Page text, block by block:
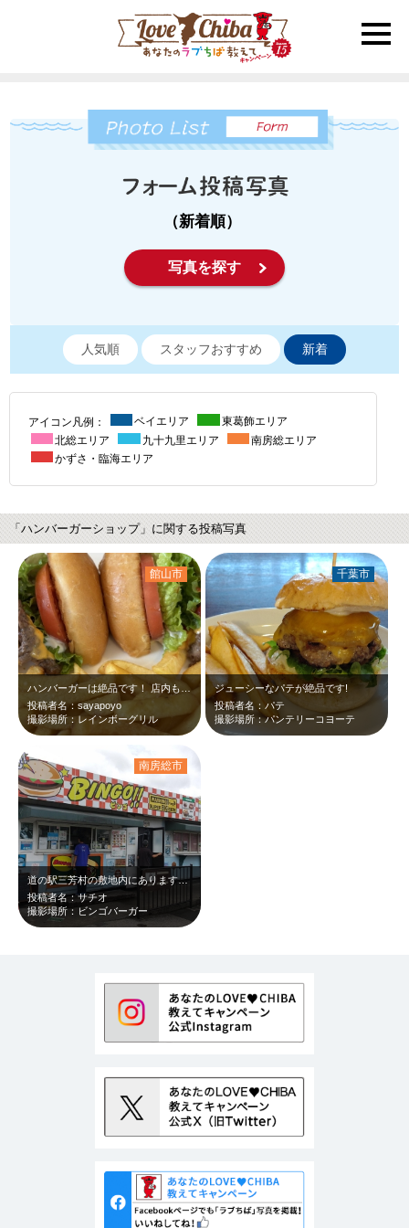
toggle
（新着順）
写真を探す
人気順 スタッフおすすめ 新着
アイコン凡例： ベイエリア
東葛飾エリア
北総エリア
九十九里エリア
南房総エリア
かずさ・臨海エリア
「ハンバーガーショップ」に関する投稿写真
ハンバーガーは絶品です！ 店内もオールディーズな雰囲気でグッド！
投稿者名：sayapoyo
撮影場所：レインボーグリル
館山市
ジューシーなパテが絶品です!
投稿者名：パテ
撮影場所：パンテリーコヨーテ
千葉市
道の駅三芳村の敷地内にあります。ハンバ―ガ―ショップです。大きくてボリューム満…
投稿者名：サチオ
撮影場所：ビンゴバーガー
南房総市